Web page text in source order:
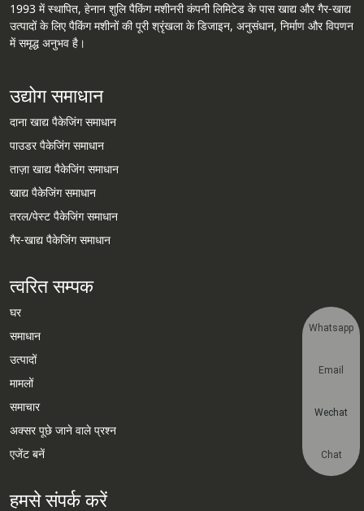
1993 में स्थापित, हेनान शुलि पैकिंग मशीनरी कंपनी लिमिटेड के पास खाद्य और गैर-खाद्य
उत्पादों के लिए पैकिंग मशीनों की पूरी श्रृंखला के डिजाइन, अनुसंधान, निर्माण और विपणन
में समृद्ध अनुभव है।
उद्योग समाधान
दाना खाद्य पैकेजिंग समाधान
पाउडर पैकेजिंग समाधान
ताज़ा खाद्य पैकेजिंग समाधान
खाद्य पैकेजिंग समाधान
तरल/पेस्ट पैकेजिंग समाधान
गैर-खाद्य पैकेजिंग समाधान
त्वरित सम्पक
घर
समाधान
उत्पादों
मामलों
समाचार
अक्सर पूछे जाने वाले प्रश्न
एजेंट बनें
हमसे संपर्क करें
Whatsapp
Email
Wechat
Chat